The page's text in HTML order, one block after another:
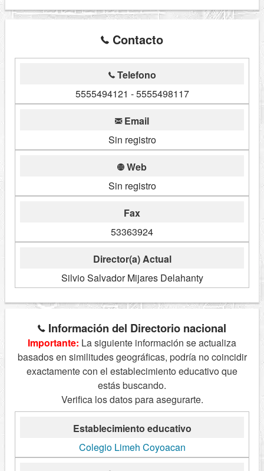
Contacto
Telefono
5555494121 - 5555498117
Email
Sin registro
Web
Sin registro
Fax
53363924
Director(a) Actual
Silvio Salvador Mijares Delahanty
Información del Directorio nacional
Importante: La siguiente información se actualiza
basados en similitudes geográficas, podría no coincidir
exactamente con el establecimiento educativo que
estás buscando.
Verifica los datos para asegurarte.
Establecimiento educativo
Colegio Limeh Coyoacan